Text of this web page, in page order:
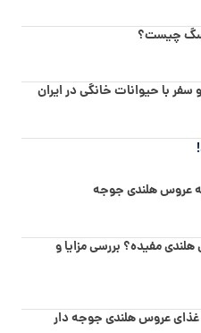
سگ چیست؟
سفر با حیوانات خانگی در ایران
عروس هلندی جوجه
هلندی مفیده؟ بررسی مزایا و
غذای عروس هلندی جوجه دار